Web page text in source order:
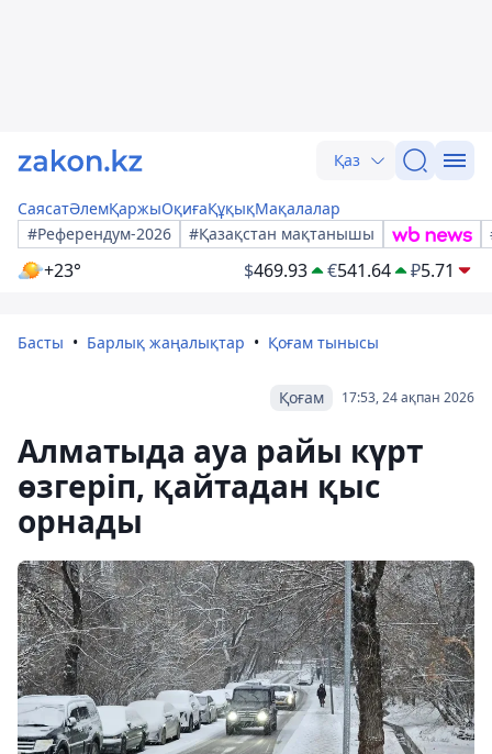
Қаз
СаясатӘлемҚаржыОқиғаҚұқықМақалалар
#Референдум-2026
#Қазақстан мақтанышы
+23° $469.93 €541.64 ₽5.71
Басты Барлық жаңалықтар Қоғам тынысы
17:53, 24 ақпан 2026
Қоғам
Алматыда ауа райы күрт
өзгеріп, қайтадан қыс
орнады